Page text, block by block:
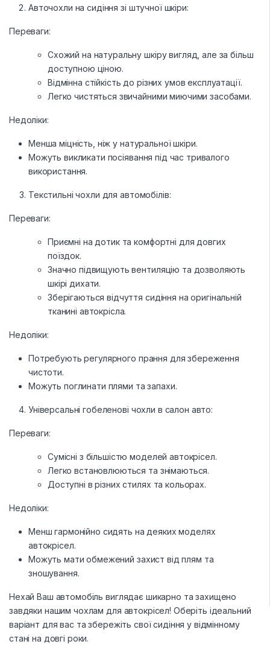
Авточохли на сидіння зі штучної шкіри:
Переваги:
Схожий на натуральну шкіру вигляд, але за більш
доступною ціною.
Відмінна стійкість до різних умов експлуатації.
Легко чистяться звичайними миючими засобами.
Недоліки:
Менша міцність, ніж у натуральної шкіри.
Можуть викликати посіявання під час тривалого
використання.
Текстильні чохли для автомобілів:
Переваги:
Приємні на дотик та комфортні для довгих
поїздок.
Значно підвищують вентиляцію та дозволяють
шкірі дихати.
Зберігаються відчуття сидіння на оригінальній
тканині автокрісла.
Недоліки:
Потребують регулярного прання для збереження
чистоти.
Можуть поглинати плями та запахи.
Універсальні гобеленові чохли в салон авто:
Переваги:
Сумісні з більшістю моделей автокрісел.
Легко встановлюються та знімаються.
Доступні в різних стилях та кольорах.
Недоліки:
Менш гармонійно сидять на деяких моделях
автокрісел.
Можуть мати обмежений захист від плям та
зношування.
Нехай Ваш автомобіль виглядає шикарно та захищено
завдяки нашим чохлам для автокрісел! Оберіть ідеальний
варіант для вас та збережіть свої сидіння у відмінному
стані на довгі роки.